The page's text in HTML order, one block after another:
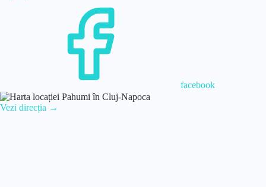
facebook
Vezi direcția →